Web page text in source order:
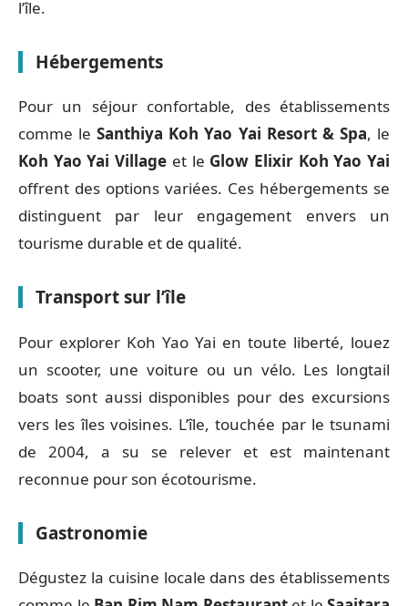
l’île.
Hébergements
Pour un séjour confortable, des établissements
comme leSanthiya Koh Yao Yai Resort & Spa, le
Koh Yao Yai Village et le Glow Elixir Koh Yao Yai
offrent des options variées. Ces hébergements se
distinguent par leur engagement envers un
tourisme durable et de qualité.
Transport sur l’île
Pour explorer Koh Yao Yai en toute liberté, louez
un scooter, une voiture ou un vélo. Les longtail
boats sont aussi disponibles pour des excursions
vers les îles voisines. L’île, touchée par le tsunami
de 2004, a su se relever et est maintenant
reconnue pour son écotourisme.
Gastronomie
Dégustez la cuisine locale dans des établissements